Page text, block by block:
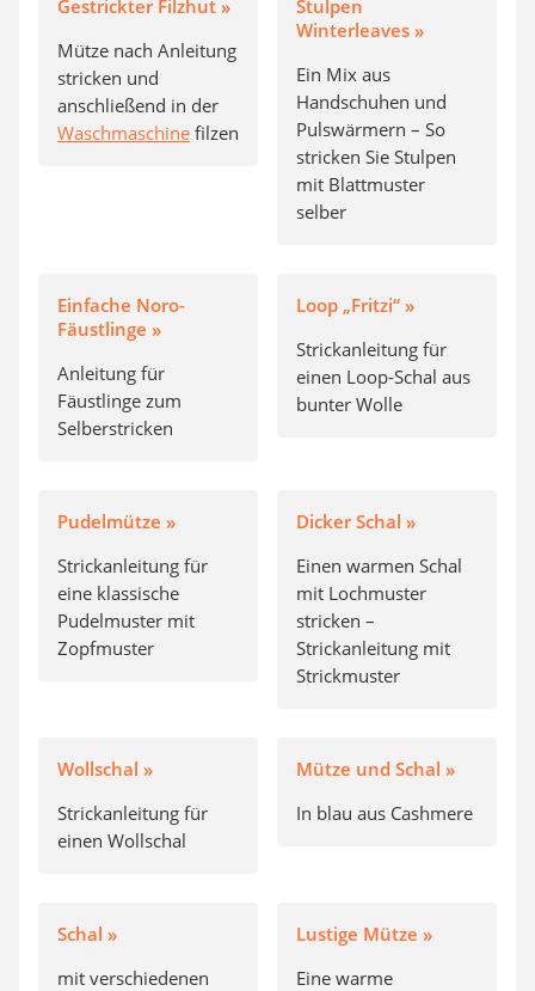
Gestrickter Filzhut »
Mütze nach Anleitung
stricken und
anschließend in der
Waschmaschine filzen
Stulpen
Winterleaves »
Ein Mix aus
Handschuhen und
Pulswärmern – So
stricken Sie Stulpen
mit Blattmuster
selber
Einfache Noro-
Fäustlinge »
Anleitung für
Fäustlinge zum
Selberstricken
Loop „Fritzi“ »
Strickanleitung für
einen Loop-Schal aus
bunter Wolle
Pudelmütze »
Strickanleitung für
eine klassische
Pudelmuster mit
Zopfmuster
Dicker Schal »
Einen warmen Schal
mit Lochmuster
stricken –
Strickanleitung mit
Strickmuster
Wollschal »
Strickanleitung für
einen Wollschal
Mütze und Schal »
In blau aus Cashmere
Schal »
mit verschiedenen
Lustige Mütze »
Eine warme